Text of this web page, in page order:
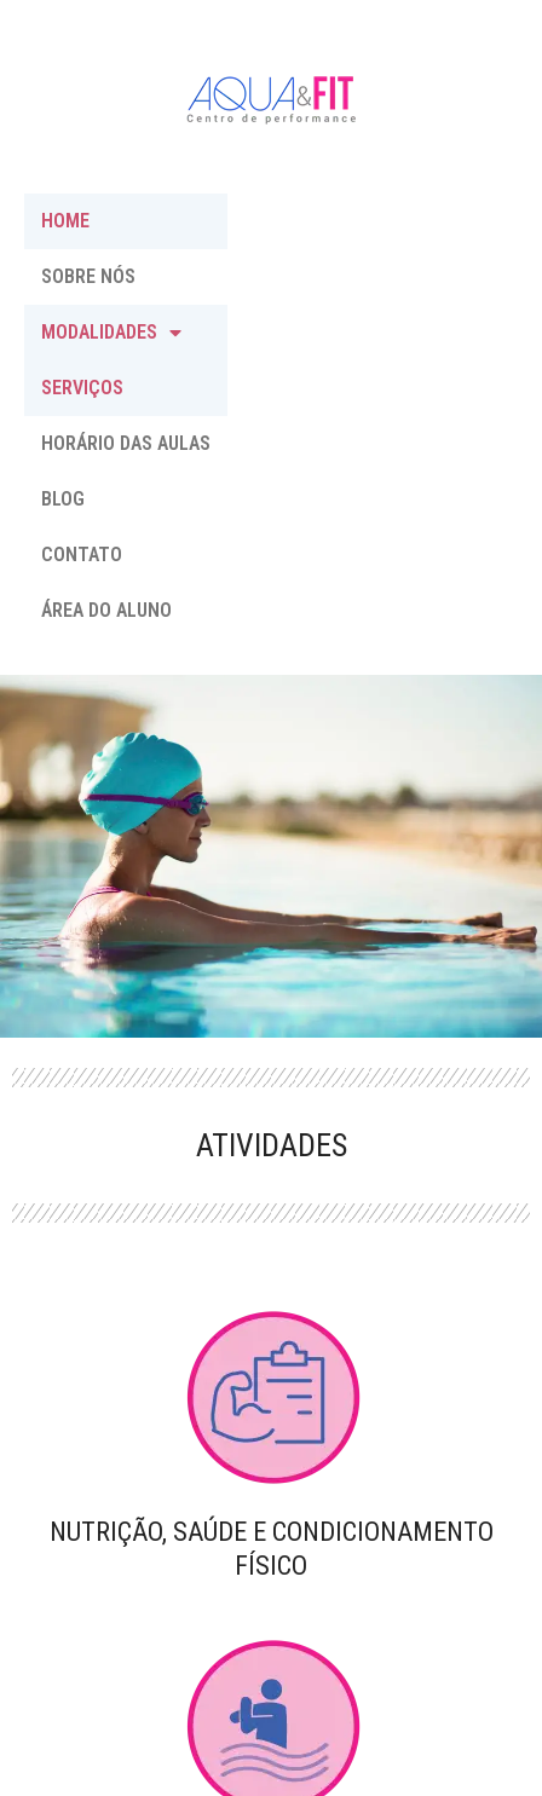
HOME
SOBRE NÓS
MODALIDADES
SERVIÇOS
HORÁRIO DAS AULAS
BLOG
CONTATO
ÁREA DO ALUNO
PERFORMANCE
ATIVIDADES
NUTRIÇÃO, SAÚDE E CONDICIONAMENTO
FÍSICO